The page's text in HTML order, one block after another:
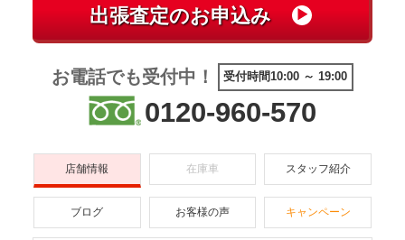
お電話でも受付中！ 受付時間10:00 ～ 19:00
0120-960-570
店舗情報 在庫車 スタッフ紹介
ブログ お客様の声 キャンペーン